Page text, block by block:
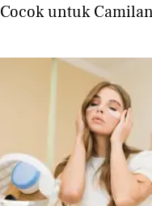
Cocok untuk